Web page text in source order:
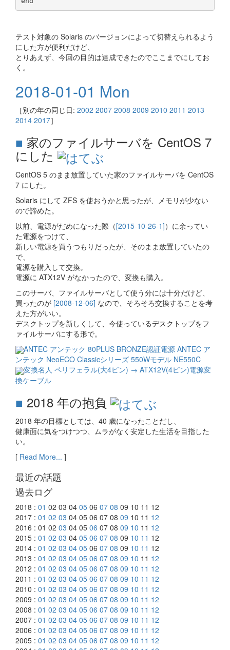
テスト対象の Solaris のバージョンによって切替えられるよう
にした方が便利だけど、
とりあえず、今回の目的は達成できたのでここまでにしてお
く。
2018-01-01 Mon
［別の年の同じ日: 2002 2007 2008 2009 2010 2011 2013
2014 2017］
■ 家のファイルサーバを CentOS 7
にした
CentOS 5 のまま放置していた家のファイルサーバを CentOS
7 にした。
Solaris にして ZFS を使おうかと思ったが、メモリが少ない
ので諦めた。
以前、電源がだめになった際（[2015-10-26-1]）に余ってい
た電源をつけて、
新しい電源を買うつもりだったが、そのまま放置していたの
で、
電源を購入して交換。
電源に ATX12V がなかったので、変換も購入。
このサーバ、ファイルサーバとして使う分には十分だけど、
買ったのが [2008-12-06] なので、そろそろ交換することを考
えた方がいい。
デスクトップを新しくして、今使っているデスクトップをフ
ァイルサーバにする形で。
ANTEC アンテック 80PLUS BRONZE認証電源 ANTEC ア
ンテック NeoECO Classicシリーズ 550Wモデル NE550C
変換名人 ペリフェラル(大4ピン) → ATX12V(4ピン)電源変
換ケーブル
■ 2018 年の抱負
2018 年の目標としては、40 歳になったことだし、
健康面に気をつけつつ、ムラがなく安定した生活を目指した
い。
[ Read More... ]
最近の話題
過去ログ
2018 : 01 02 03 04 05 06 07 08 09 10 11 12
2017 : 01 02 03 04 05 06 07 08 09 10 11 12
2016 : 01 02 03 04 05 06 07 08 09 10 11 12
2015 : 01 02 03 04 05 06 07 08 09 10 11 12
2014 : 01 02 03 04 05 06 07 08 09 10 11 12
2013 : 01 02 03 04 05 06 07 08 09 10 11 12
2012 : 01 02 03 04 05 06 07 08 09 10 11 12
2011 : 01 02 03 04 05 06 07 08 09 10 11 12
2010 : 01 02 03 04 05 06 07 08 09 10 11 12
2009 : 01 02 03 04 05 06 07 08 09 10 11 12
2008 : 01 02 03 04 05 06 07 08 09 10 11 12
2007 : 01 02 03 04 05 06 07 08 09 10 11 12
2006 : 01 02 03 04 05 06 07 08 09 10 11 12
2005 : 01 02 03 04 05 06 07 08 09 10 11 12